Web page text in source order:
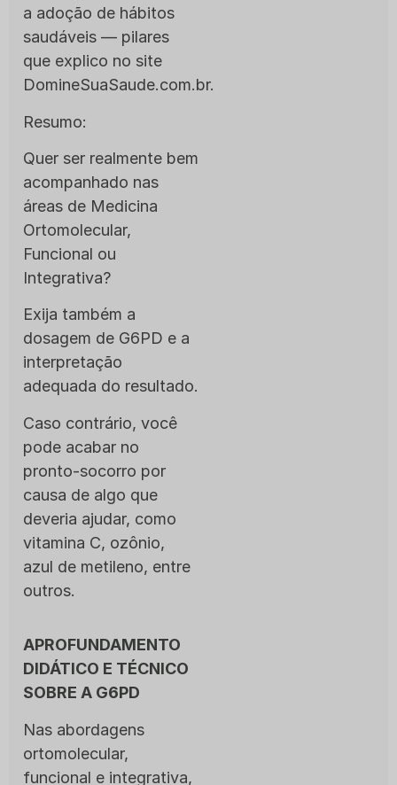
a adoção de hábitos
saudáveis — pilares
que explico no site
DomineSuaSaude.com.br.
Resumo:
Quer ser realmente bem
acompanhado nas
áreas de Medicina
Ortomolecular,
Funcional ou
Integrativa?
Exija também a
dosagem de G6PD e a
interpretação
adequada do resultado.
Caso contrário, você
pode acabar no
pronto-socorro por
causa de algo que
deveria ajudar, como
vitamina C, ozônio,
azul de metileno, entre
outros.
APROFUNDAMENTO
DIDÁTICO E TÉCNICO
SOBRE A G6PD
Nas abordagens
ortomolecular,
funcional e integrativa,